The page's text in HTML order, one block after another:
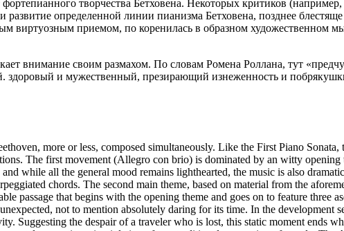
творчества Бетховена. Некоторых критиков
развитие определенной линии пианизма Бетховена, позднее
виртуозным приемом, по коренилась в образном художественном
внимание своим размахом. По словам Ромена Роллана, тут
здоровый и мужественный, презирающий изнеженность и
more or less, composed simultaneously. Like the First Piano
The first movement (Allegro con brio) is dominated by an witty
while all the general mood remains lighthearted, the music is also
chords. The second main theme, based on material from the
passage that begins with the opening theme and goes on to feature three
not to mention absolutely daring for its time. In the development
Suggesting the despair of a traveler who is lost, this static moment ends